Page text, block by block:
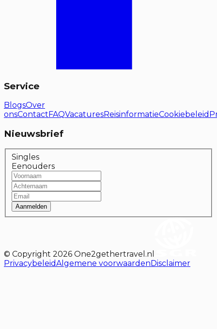
Service
BlogsOver
onsContact FAQVacaturesReisinformatieCookiebeleid
Nieuwsbrief
Singles
Eenouders
Aanmelden
© Copyright 2026 One2gethertravel.nl
PrivacybeleidAlgemene voorwaardenDisclaimer